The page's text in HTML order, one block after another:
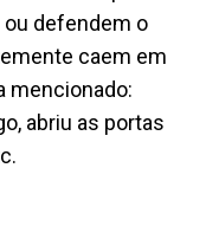
defendem o
caem em
mencionado:
abriu as portas